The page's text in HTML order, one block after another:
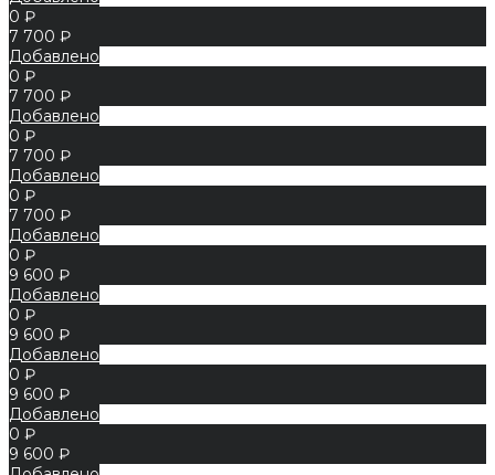
0 ₽
7 700 ₽
Добавлено
0 ₽
7 700 ₽
Добавлено
0 ₽
7 700 ₽
Добавлено
0 ₽
7 700 ₽
Добавлено
0 ₽
9 600 ₽
Добавлено
0 ₽
9 600 ₽
Добавлено
0 ₽
9 600 ₽
Добавлено
0 ₽
9 600 ₽